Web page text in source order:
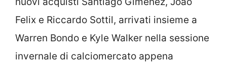
Felix e Riccardo Sottil, arrivati insieme a
Warren Bondo e Kyle Walker nella sessione
invernale di calciomercato appena